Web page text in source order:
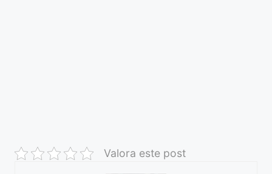
Valora este post